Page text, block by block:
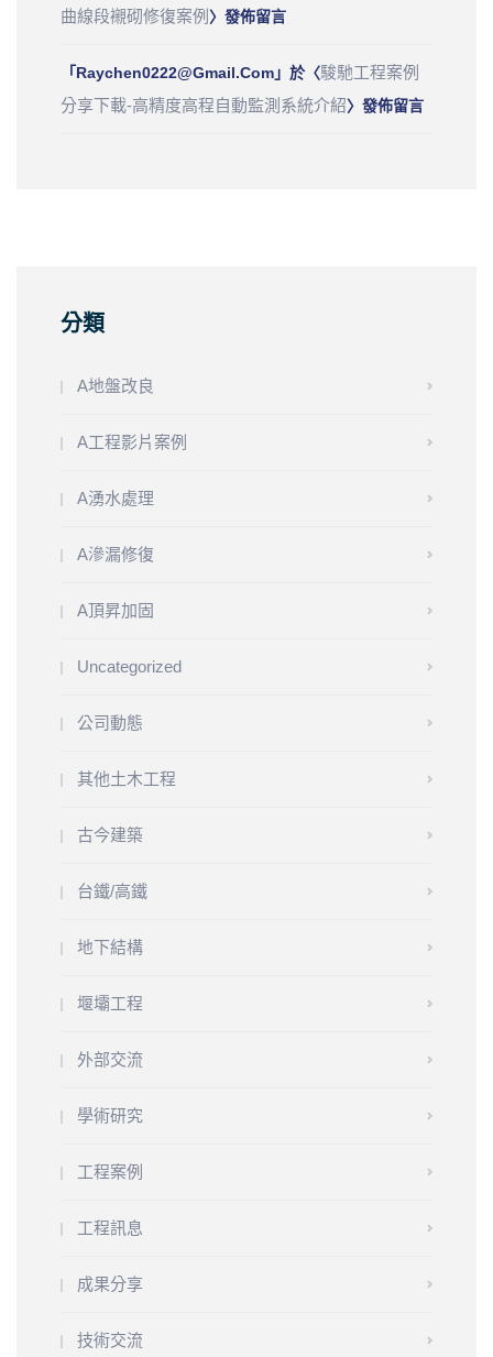
曲線段襯砌修復案例 〉發佈留言
「 Raychen0222@gmail.com」於〈駿馳工程案例
分享下載-高精度高程自動監測系統介紹〉發佈留言
分類
A地盤改良
A工程影片案例
A湧水處理
A滲漏修復
A頂昇加固
Uncategorized
公司動態
其他土木工程
古今建築
台鐵/高鐵
地下結構
堰壩工程
外部交流
學術研究
工程案例
工程訊息
成果分享
技術交流